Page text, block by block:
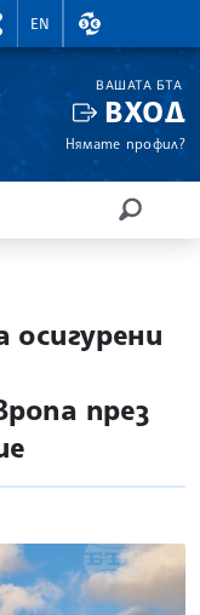
EN
ВАЛУТНИ
ВАШАТА БТА
ВХОД
Нямате профил?
през